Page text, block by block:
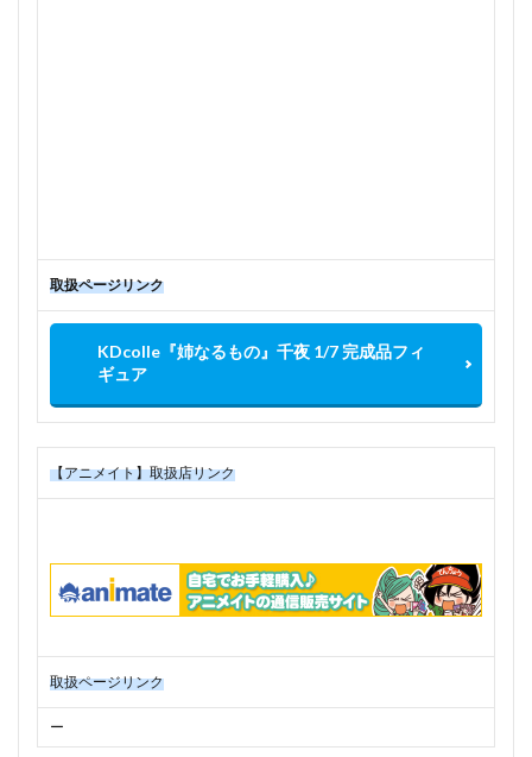
取扱ページリンク
KDcolle『姉なるもの』千夜 1/7 完成品フィ
ギュア
【アニメイト】取扱店リンク
取扱ページリンク
ー